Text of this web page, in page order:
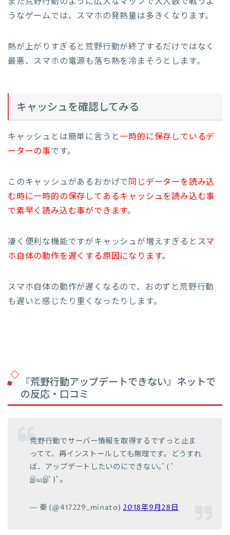
うなゲームでは、スマホの発熱量は多きくなります。
熱が上がりすぎると荒野行動が終了するだけではなく
最悪、スマホの電源も落ち熱を冷まそうとします。
キャッシュを確認してみる
キャッシュとは簡単に言うと一時的に保存しているデ
ーターの事です。
このキャッシュがあるおかげで同じデーターを読み込
む時に一時的の保存してあるキャッシュを読み込む事
で素早く読み込む事ができます。
凄く便利な機能ですがキャッシュが増えすぎると スマ
ホ自体の動作を遅くする原因になります。
スマホ自体の動作が遅くなるので、おのずと荒野行動
も遅いと感じたり重くなったりします。
『荒野行動アップデートできない』ネットで
の反応・口コミ
荒野行動でサーバー情報を取得するでずっと止ま
ってて、再インストールしても無理です。どうすれ
ば、アップデートしたいのにできない｡ﾟ( ﾟ
இωஇﾟ)ﾟ｡
— 秦 (@417229_minato)2018年9月28日